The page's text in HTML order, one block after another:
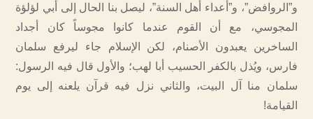
و”الروافض”، و”أعداء أهل السنة”، ليصل بنا الحال إلى أبي لؤلؤة
المجوسي، مع أن القوم عندما كانوا مجوساً كان أجداد
الساخرين يعبدون الأصنام، لكن الإسلام جاء ليرفع سلمان
فارس، ويُذل بالكفر الحسيب أبا لهب؛ والأول قال فيه الرسول:
سلمان منا آل البيت، والثاني نزل فيه قرآن يلعنه إلى يوم
القيامة!